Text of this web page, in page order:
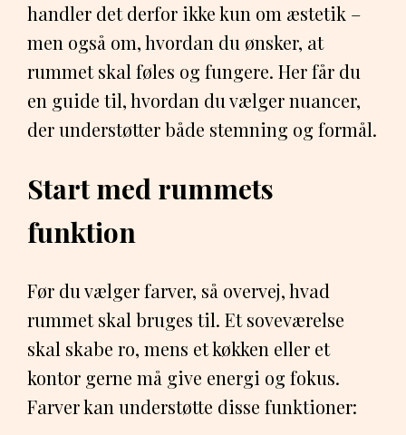
handler det derfor ikke kun om æstetik –
men også om, hvordan du ønsker, at
rummet skal føles og fungere. Her får du
en guide til, hvordan du vælger nuancer,
der understøtter både stemning og formål.
Start med rummets
funktion
Før du vælger farver, så overvej, hvad
rummet skal bruges til. Et soveværelse
skal skabe ro, mens et køkken eller et
kontor gerne må give energi og fokus.
Farver kan understøtte disse funktioner: